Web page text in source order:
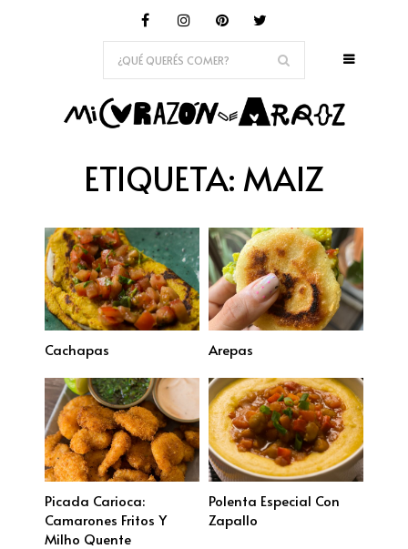
ETIQUETA: MAIZ
Cachapas Arepas
Picada Carioca:
Camarones Fritos Y
Milho Quente
Polenta Especial Con
Zapallo